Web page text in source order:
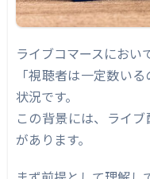
ライブコマースにおい
「視聴者は一定数い
状況です。
この背景には、ライ
があります。